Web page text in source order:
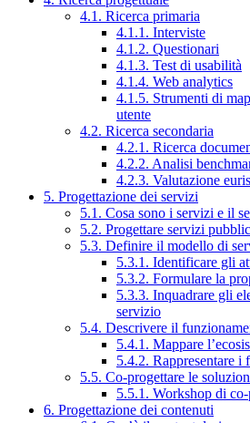
4.1. Ricerca primaria
4.1.1. Interviste
4.1.2. Questionari
4.1.3. Test di usabilità
4.1.4. Web analytics
4.1.5. Strumenti di
utente
4.2. Ricerca secondaria
4.2.1. Ricerca
4.2.2. Analisi
4.2.3. Valutazione
5. Progettazione dei servizi
5.1. Cosa sono i servizi e il
5.2. Progettare servizi
5.3. Definire il modello di
5.3.1. Identificare gli
5.3.2. Formulare la
5.3.3. Inquadrare gli
servizio
5.4. Descrivere il
5.4.1. Mappare
5.4.2. Rappresentare i
5.5. Co-progettare le
5.5.1. Workshop di
6. Progettazione dei contenuti